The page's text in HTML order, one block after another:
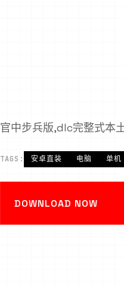
官中步兵版,dlc完整式本
TAGS: 安卓直装 电脑 单机
DOWNLOAD NOW